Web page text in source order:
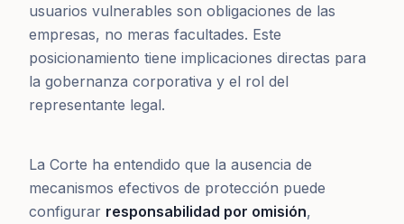
usuarios vulnerables son obligaciones de las
empresas, no meras facultades. Este
posicionamiento tiene implicaciones directas para
la gobernanza corporativa y el rol del
representante legal.
La Corte ha entendido que la ausencia de
mecanismos efectivos de protección puede
configurar responsabilidad por omisión,